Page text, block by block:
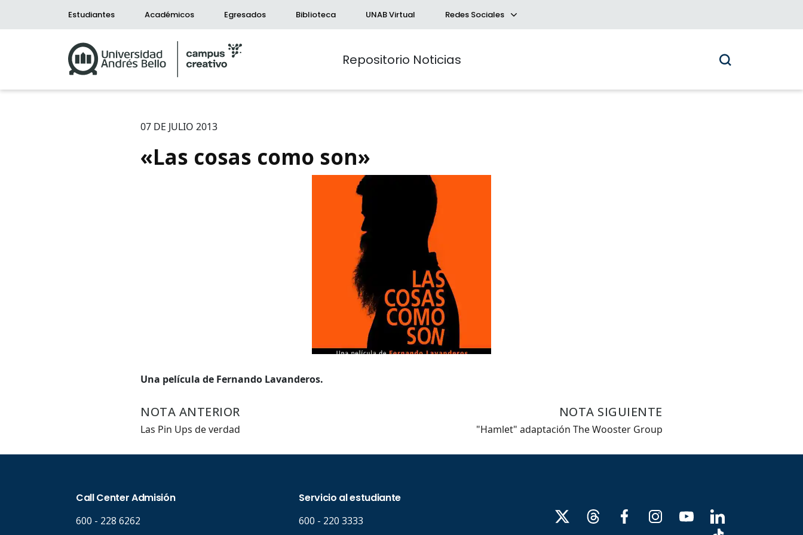
Estudiantes Académicos Egresados Biblioteca UNAB Virtual Redes Sociales
Repositorio Noticias
07 DE JULIO 2013
«Las cosas como son»
Una película de Fernando Lavanderos.
NOTA ANTERIOR
Las Pin Ups de verdad
NOTA SIGUIENTE
"Hamlet" adaptación The Wooster Group
Búsqueda Avanzada
Desde...